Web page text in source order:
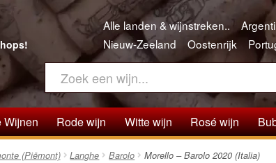
Alle landen & wijnstreken..
Nieuw-Zeeland
Oostenrijk
Wijnen Rode wijn Witte wijn Rosé wijn
(Piëmont) Langhe Barolo Morello – Barolo 2020 (Italia)